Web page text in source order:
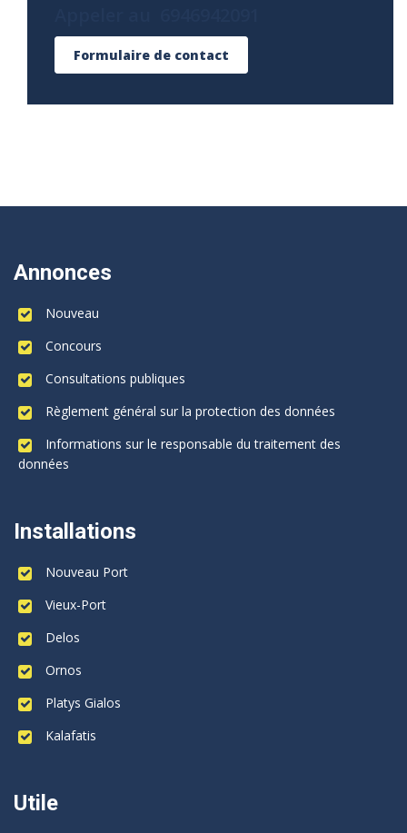
Formulaire de contact
Annonces
Nouveau
Concours
Consultations publiques
Règlement général sur la protection des données
Informations sur le responsable du traitement des
données
Installations
Nouveau Port
Vieux-Port
Delos
Ornos
Platys Gialos
Kalafatis
Utile